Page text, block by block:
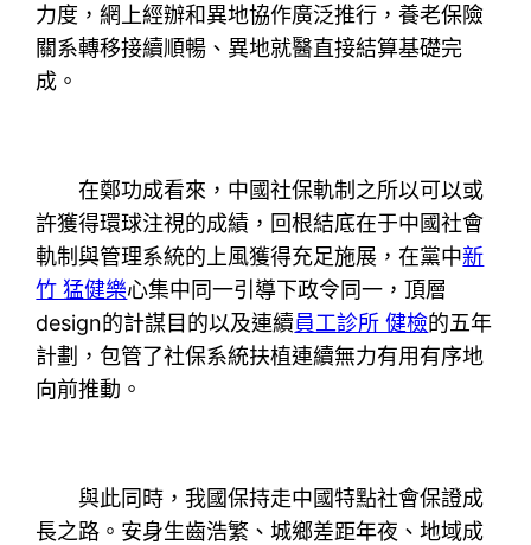
力度，網上經辦和異地協作廣泛推行，養老保險
關系轉移接續順暢、異地就醫直接結算基礎完
成。
在鄭功成看來，中國社保軌制之所以可以或
許獲得環球注視的成績，回根結底在于中國社會
軌制與管理系統的上風獲得充足施展，在黨中新
竹 猛健樂心集中同一引導下政令同一，頂層
design的計謀目的以及連續員工診所 健檢的五年
計劃，包管了社保系統扶植連續無力有用有序地
向前推動。
與此同時，我國保持走中國特點社會保證成
長之路。安身生齒浩繁、城鄉差距年夜、地域成